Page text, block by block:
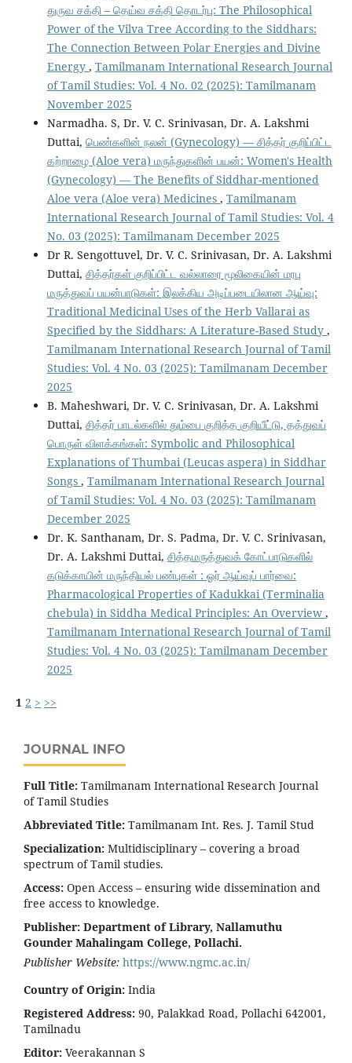
துருவ சக்தி – தெய்வ சக்தி தொடர்பு: The Philosophical
Power of the Vilva Tree According to the Siddhars:
The Connection Between Polar Energies and Divine
Energy , Tamilmanam International Research Journal
of Tamil Studies: Vol. 4 No. 02 (2025): Tamilmanam
November 2025
Narmadha. S, Dr. V. C. Srinivasan, Dr. A. Lakshmi
Duttai, பெண்களின் நலன் (Gynecology) — சித்தர் குறிப்பிட்ட
கற்றாழை (Aloe vera) மருந்துகளின் பயன்: Women's Health
(Gynecology) — The Benefits of Siddhar-mentioned
Aloe vera (Aloe vera) Medicines , Tamilmanam
International Research Journal of Tamil Studies: Vol. 4
No. 03 (2025): Tamilmanam December 2025
Dr R. Sengottuvel, Dr. V. C. Srinivasan, Dr. A. Lakshmi
Duttai, சித்தர்கள் குறிப்பிட்ட வல்லாரை மூலிகையின் மரபு
மருத்துவப் பயன்பாடுகள்: இலக்கிய அடிப்படையிலான ஆய்வு:
Traditional Medicinal Uses of the Herb Vallarai as
Specified by the Siddhars: A Literature-Based Study ,
Tamilmanam International Research Journal of Tamil
Studies: Vol. 4 No. 03 (2025): Tamilmanam December
2025
B. Maheshwari, Dr. V. C. Srinivasan, Dr. A. Lakshmi
Duttai, சித்தர் பாடல்களில் தும்பை குறித்த குறியீட்டு, தத்துவப்
பொருள் விளக்கங்கள்: Symbolic and Philosophical
Explanations of Thumbai (Leucas aspera) in Siddhar
Songs , Tamilmanam International Research Journal
of Tamil Studies: Vol. 4 No. 03 (2025): Tamilmanam
December 2025
Dr. K. Santhanam, Dr. S. Padma, Dr. V. C. Srinivasan,
Dr. A. Lakshmi Duttai, சித்தமருத்துவக் கோட்பாடுகளில்
கடுக்காயின் மருந்தியல் பண்புகள் : ஓர் ஆய்வுப் பார்வை:
Pharmacological Properties of Kadukkai (Terminalia
chebula) in Siddha Medical Principles: An Overview ,
Tamilmanam International Research Journal of Tamil
Studies: Vol. 4 No. 03 (2025): Tamilmanam December
2025
1 2 > >>
JOURNAL INFO
Full Title: Tamilmanam International Research Journal
of Tamil Studies
Abbreviated Title: Tamilmanam Int. Res. J. Tamil Stud
Specialization: Multidisciplinary – covering a broad
spectrum of Tamil studies.
Access: Open Access – ensuring wide dissemination and
free access to knowledge.
Publisher: Department of Library, Nallamuthu
Gounder Mahalingam College, Pollachi.
Publisher Website: https://www.ngmc.ac.in/
Country of Origin: India
Registered Address: 90, Palakkad Road, Pollachi 642001,
Tamilnadu
Editor: Veerakannan S